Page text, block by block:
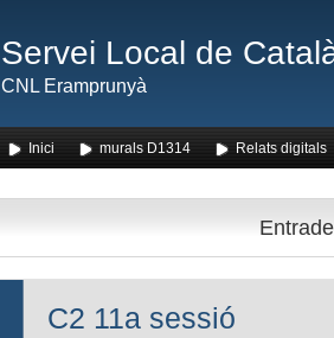
Servei Local de
CNL Eramprunyà
Inici murals D1314 Relats digitals
C2 11a sessió